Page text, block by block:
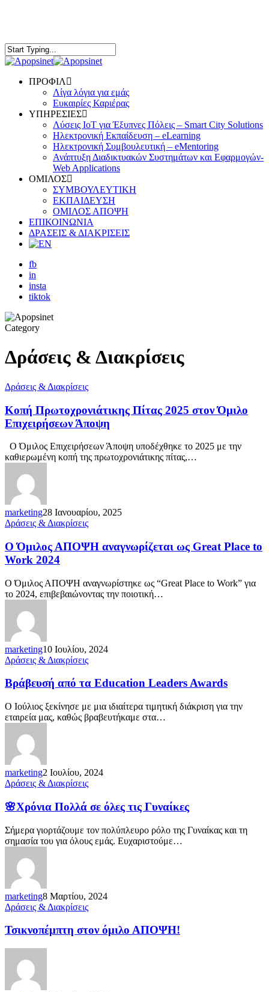
content
Close
Menu
ΠΡΟΦΙΛ
Λίγα λόγια για εμάς
Ευκαιρίες Καριέρας
ΥΠΗΡΕΣΙΕΣ
Λύσεις ΙοΤ για Έξυπνες Πόλεις – Smart City Solutions
Ηλεκτρονική Εκπαίδευση – eLearning
Ηλεκτρονική Συμβουλευτική – eMentoring
Ανάπτυξη Διαδικτυακών Συστημάτων και Εφαρμογών-
Web Applications
ΟΜΙΛΟΣ
ΣΥΜΒΟΥΛΕΥΤΙΚΗ
ΕΚΠΑΙΔΕΥΣΗ
ΟΜΙΛΟΣ ΑΠΟΨΗ
ΕΠΙΚΟΙΝΩΝΙΑ
ΔΡΑΣΕΙΣ & ΔΙΑΚΡΙΣΕΙΣ
fb
in
insta
tiktok
Category
Δράσεις & Διακρίσεις
Δράσεις & Διακρίσεις
Κοπή Πρωτοχρονιάτικης Πίτας 2025 στον Όμιλο
Επιχειρήσεων Άποψη
Ο Όμιλος Επιχειρήσεων Άποψη υποδέχθηκε το 2025 με την
καθιερωμένη κοπή της πρωτοχρονιάτικης πίτας,…
marketing28 Ιανουαρίου, 2025
Δράσεις & Διακρίσεις
Ο Όμιλος ΑΠΟΨΗ αναγνωρίζεται ως Great Place to
Work 2024
Ο Όμιλος ΑΠΟΨΗ αναγνωρίστηκε ως “Great Place to Work” για
το 2024, επιβεβαιώνοντας την ποιοτική…
marketing10 Ιουλίου, 2024
Δράσεις & Διακρίσεις
Βράβευσή από τα Education Leaders Awards
Ο Ιούλιος ξεκίνησε με μια ιδιαίτερα τιμητική διάκριση για την
εταιρεία μας, καθώς βραβευτήκαμε στα…
marketing2 Ιουλίου, 2024
Δράσεις & Διακρίσεις
🌸Χρόνια Πολλά σε όλες τις Γυναίκες
Σήμερα γιορτάζουμε τον πολύπλευρο ρόλο της Γυναίκας και τη
σημασία του για όλους εμάς. Ευχαριστούμε…
marketing8 Μαρτίου, 2024
Δράσεις & Διακρίσεις
Τσικνοπέμπτη στον όμιλο ΑΠΟΨΗ!